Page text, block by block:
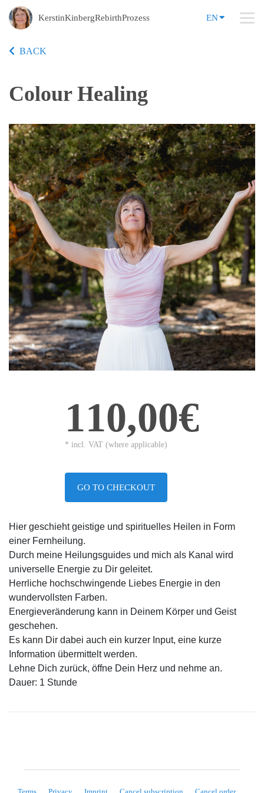
KerstinKinbergRebirthProzess EN
BACK
Colour Healing
110,00€
* incl. VAT (where applicable)
GO TO CHECKOUT
Hier geschieht geistige und spirituelles Heilen in Form
einer Fernheilung.
Durch meine Heilungsguides und mich als Kanal wird
universelle Energie zu Dir geleitet.
Herrliche hochschwingende Liebes Energie in den
wundervollsten Farben.
Energieveränderung kann in Deinem Körper und Geist
geschehen.
Es kann Dir dabei auch ein kurzer Input, eine kurze
Information übermittelt werden.
Lehne Dich zurück, öffne Dein Herz und nehme an.
Dauer: 1 Stunde